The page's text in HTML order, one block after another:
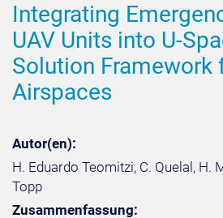
Integrating
UAV Units into U-
Solution Framework
Airspaces
Autor(en):
H. Eduardo Teomitzi, C. Quelal, H.
Topp
Zusammenfassung: